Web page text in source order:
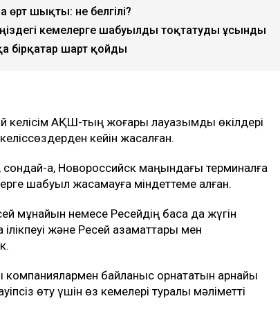
басым бөлігі экспортталатын Каспий құбыр
соққы жасамау жөнінде келісімге келді.
жасаған Bloomberg жазды, деп
шықты: не белгілі?
кемелерге шабуылды тоқтатуды ұсынды
бірқатар шарт қойды
келісім АҚШ-тың жоғары лауазымды өкілдері
кейін жасалған.